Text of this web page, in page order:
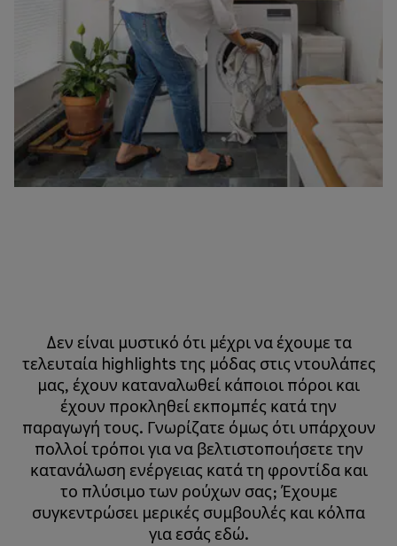
Δεν είναι μυστικό ότι μέχρι να έχουμε τα
τελευταία highlights της μόδας στις ντουλάπες
μας, έχουν καταναλωθεί κάποιοι πόροι και
έχουν προκληθεί εκπομπές κατά την
παραγωγή τους. Γνωρίζατε όμως ότι υπάρχουν
πολλοί τρόποι για να βελτιστοποιήσετε την
κατανάλωση ενέργειας κατά τη φροντίδα και
το πλύσιμο των ρούχων σας; Έχουμε
συγκεντρώσει μερικές συμβουλές και κόλπα
για εσάς εδώ.